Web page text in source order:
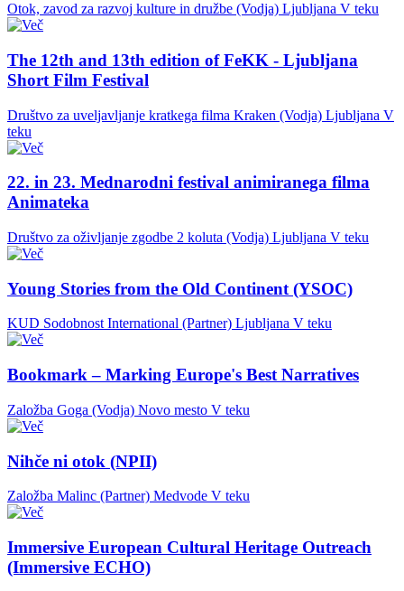
Otok, zavod za razvoj kulture in družbe (Vodja) Ljubljana V teku
The 12th and 13th edition of FeKK - Ljubljana
Short Film Festival
Društvo za uveljavljanje kratkega filma Kraken (Vodja) Ljubljana V
teku
22. in 23. Mednarodni festival animiranega filma
Animateka
Društvo za oživljanje zgodbe 2 koluta (Vodja) Ljubljana V teku
Young Stories from the Old Continent (YSOC)
KUD Sodobnost International (Partner) Ljubljana V teku
Bookmark – Marking Europe's Best Narratives
Založba Goga (Vodja) Novo mesto V teku
Nihče ni otok (NPII)
Založba Malinc (Partner) Medvode V teku
Immersive European Cultural Heritage Outreach
(Immersive ECHO)